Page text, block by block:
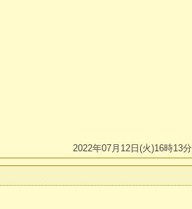
2022年07月12日(火)16時13分